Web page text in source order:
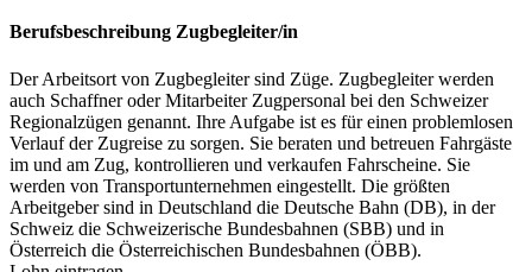
Berufsbeschreibung Zugbegleiter/in
Der Arbeitsort von Zugbegleiter sind Züge. Zugbegleiter werden
auch Schaffner oder Mitarbeiter Zugpersonal bei den Schweizer
Regionalzügen genannt. Ihre Aufgabe ist es für einen problemlosen
Verlauf der Zugreise zu sorgen. Sie beraten und betreuen Fahrgäste
im und am Zug, kontrollieren und verkaufen Fahrscheine. Sie
werden von Transportunternehmen eingestellt. Die größten
Arbeitgeber sind in Deutschland die Deutsche Bahn (DB), in der
Schweiz die Schweizerische Bundesbahnen (SBB) und in
Österreich die Österreichischen Bundesbahnen (ÖBB).